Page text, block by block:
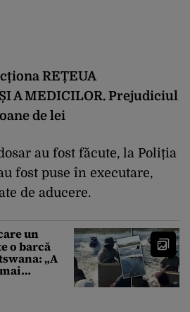
REȚEUA
A MEDICILOR. Prejudiciul
de lei
au fost făcute, la Poliția
fost puse în executare,
de aducere.
un
o barcă
„A